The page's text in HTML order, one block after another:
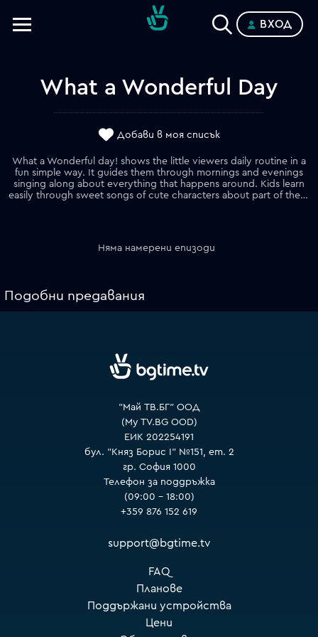
Категории
ВХОД
What a Wonderful Day
Добави в моя списък
What a Wonderful day! shows the little viewers daily routine in a
fun simple way. It guides them through mornings and evenings
singing along about everything that happens around. Kids learn
easily through sweet songs of cute characters about part of the day and what it is like and what we do at this particular period of time.
Няма намерени епизоди
Подобни предавания
"Май ТВ.БГ" ООД
(My TV.BG OOD)
ЕИК 202254191
бул. "Княз Борис I" №151, ет. 2
гр. София 1000
Телефон за поддръжка
(09:00 – 18:00)
+359 876 152 619
support@bgtime.tv
FAQ
Планове
Поддържани устройства
Цени